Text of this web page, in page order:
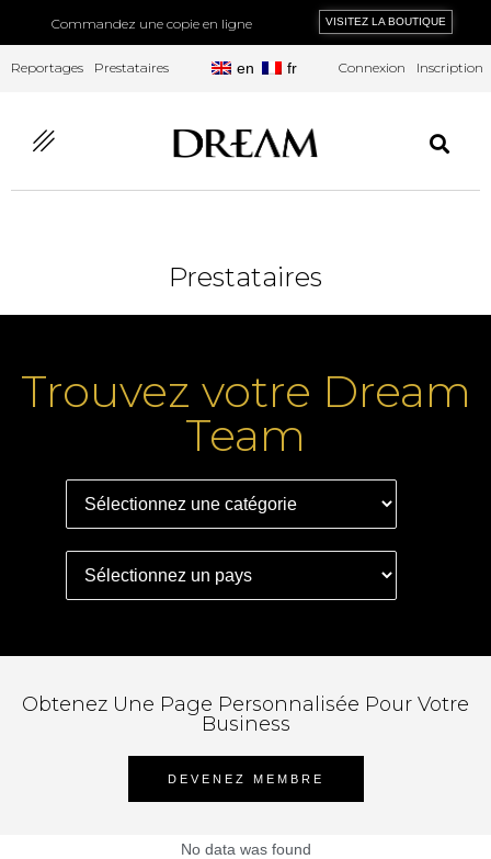
Commandez une copie en ligne VISITEZ LA BOUTIQUE
Reportages Prestataires en fr Connexion Inscription
Prestataires
Trouvez votre Dream
Team
Obtenez Une Page Personnalisée Pour Votre
Business
DEVENEZ MEMBRE
No data was found